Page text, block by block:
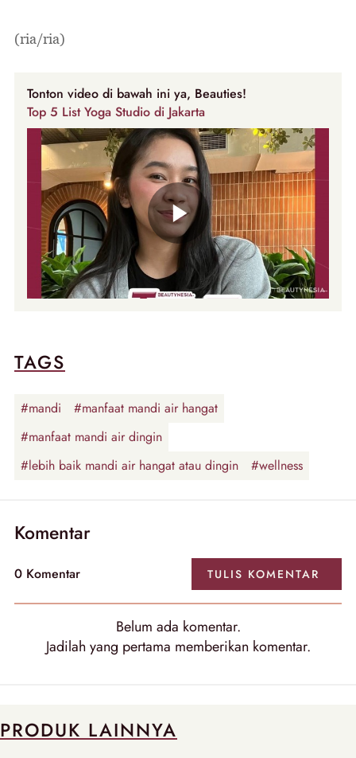
(ria/ria)
Tonton video di bawah ini ya, Beauties!
Top 5 List Yoga Studio di Jakarta
TAGS
#mandi
#manfaat mandi air hangat
#manfaat mandi air dingin
#lebih baik mandi air hangat atau dingin
#wellness
Komentar
0 Komentar TULIS KOMENTAR
Belum ada komentar.
Jadilah yang pertama memberikan komentar.
PRODUK LAINNYA